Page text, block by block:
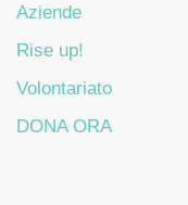
Aziende
Rise up!
Volontariato
DONA ORA